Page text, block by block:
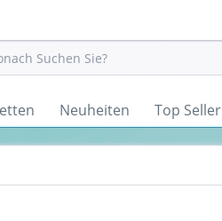
Neuheiten Top Seller